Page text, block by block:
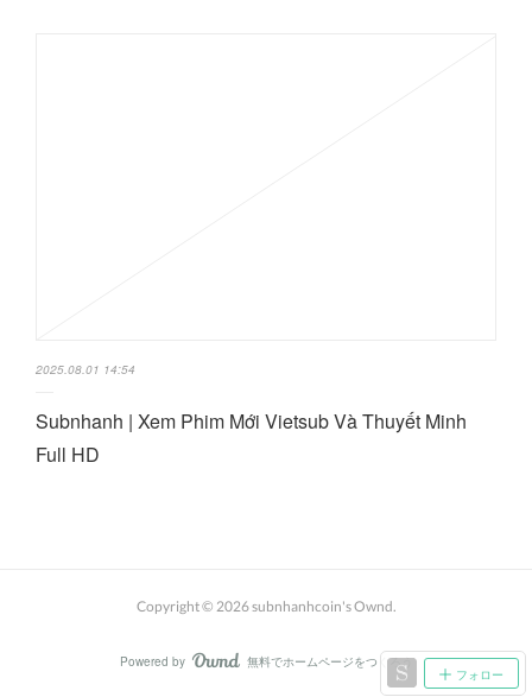
2025.08.01 14:54
Subnhanh | Xem Phim Mới Vietsub Và Thuyết Minh
Full HD
フォロー
Copyright © 2026subnhanhcoin's Ownd.
Powered by AmebaOwnd
無料でホームページをつくろう